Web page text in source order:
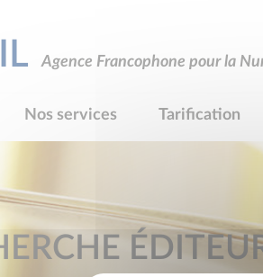
Agence Francophone pour la
Nos services Tarification